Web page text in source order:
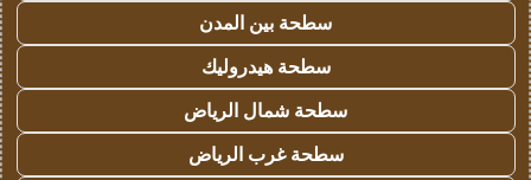
سطحة بين المدن
سطحة هيدروليك
سطحة شمال الرياض
سطحة غرب الرياض